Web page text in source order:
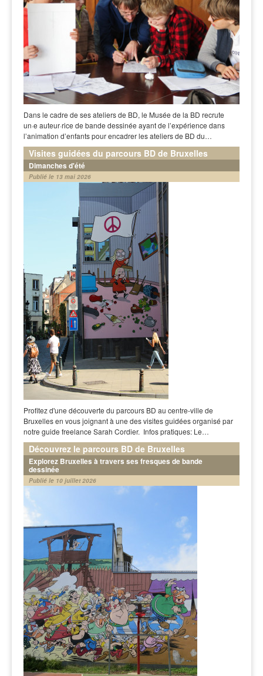
Dans le cadre de ses ateliers de BD, le Musée de la BD recrute
un·e auteur·rice de bande dessinée ayant de l’expérience dans
l’animation d’enfants pour encadrer les ateliers de BD du…
Visites guidées du parcours BD de Bruxelles
Dimanches d'été
Publié le 13 mai 2026
Profitez d'une découverte du parcours BD au centre-ville de
Bruxelles en vous joignant à une des visites guidées organisé par
notre guide freelance Sarah Cordier. Infos pratiques: Le…
Découvrez le parcours BD de Bruxelles
Explorez Bruxelles à travers ses fresques de bande
dessinée
Publié le 10 juillet 2026